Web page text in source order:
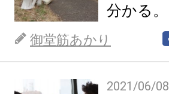
分かる。
御堂筋あかり
2021/06/08